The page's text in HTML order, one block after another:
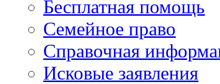
Бесплатная помощь
Семейное право
Справочная
Исковые заявления